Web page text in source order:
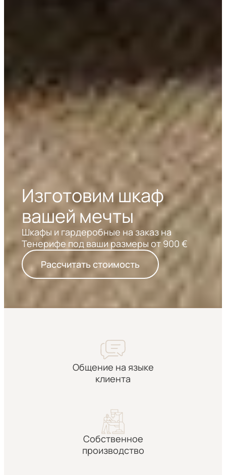
Изготовим шкаф
вашей мечты
Шкафы и гардеробные на заказ на
Тенерифе под ваши размеры от 900 €
Рассчитать стоимость
Общение на языке
клиента
Собственное
производство